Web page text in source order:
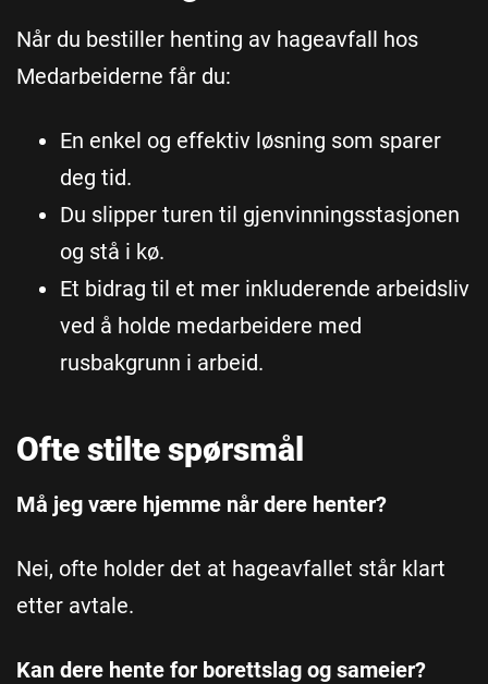
Når du bestiller henting av hageavfall hos
Medarbeiderne får du:
En enkel og effektiv løsning som sparer
deg tid.
Du slipper turen til gjenvinningsstasjonen
og stå i kø.
Et bidrag til et mer inkluderende arbeidsliv
ved å holde medarbeidere med
rusbakgrunn i arbeid.
Ofte stilte spørsmål
Må jeg være hjemme når dere henter?
Nei, ofte holder det at hageavfallet står klart
etter avtale.
Kan dere hente for borettslag og sameier?